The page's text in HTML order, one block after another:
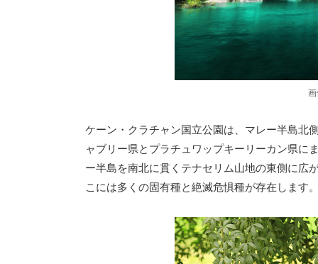
ケーン・クラチャン国立公園は、マレー半島北
ャブリー県とプラチュワップキーリーカン県に
ー半島を南北に貫くテナセリム山地の東側に広
こには多くの固有種と絶滅危惧種が存在します